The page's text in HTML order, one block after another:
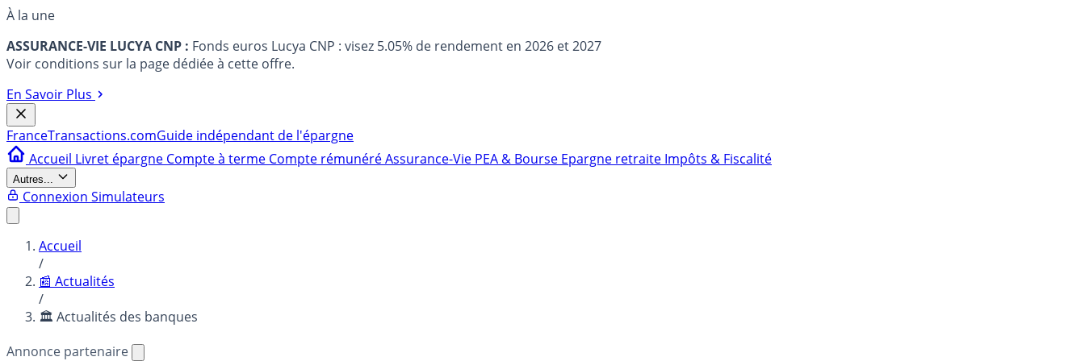
À la une
ASSURANCE-VIE LUCYA CNP : Fonds euros Lucya CNP : visez 5.05% de rendement en 2026 et 2027
Voir conditions sur la page dédiée à cette offre.
En Savoir Plus
FranceTransactions.comGuide indépendant de l'épargne
Accueil Livret épargne Compte à terme Compte rémunéréAssurance-Vie PEA & Bourse Epargne retraite Impôts & Fiscalité
Autres...
Connexion Simulateurs
Accueil
/
📰 Actualités
/
🏛️ Actualités des banques
Annonce partenaire